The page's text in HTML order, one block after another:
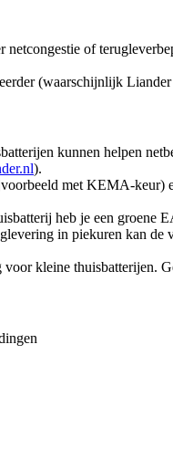
netcongestie of
(waarschijnlijk
kunnen helpen
).
met KEMA-keur)
heb je een
in piekuren kan
kleine thuisbatterijen.